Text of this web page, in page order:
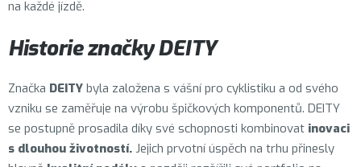
Servisní a výdejní místa
Moje objednávka
na každé jízdě.
Historie značky DEITY
Značka DEITY byla založena s vášní pro cyklistiku a od svého
vzniku se zaměřuje na výrobu špičkových komponentů. DEITY
se postupně prosadila díky své schopnosti kombinovat inovaci
s dlouhou životností. Jejich prvotní úspěch na trhu přinesly